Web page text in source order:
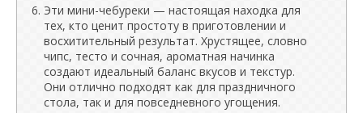
Эти мини-чебуреки — настоящая находка для
тех, кто ценит простоту в приготовлении и
восхитительный результат. Хрустящее, словно
чипс, тесто и сочная, ароматная начинка
создают идеальный баланс вкусов и текстур.
Они отлично подходят как для праздничного
стола, так и для повседневного угощения.